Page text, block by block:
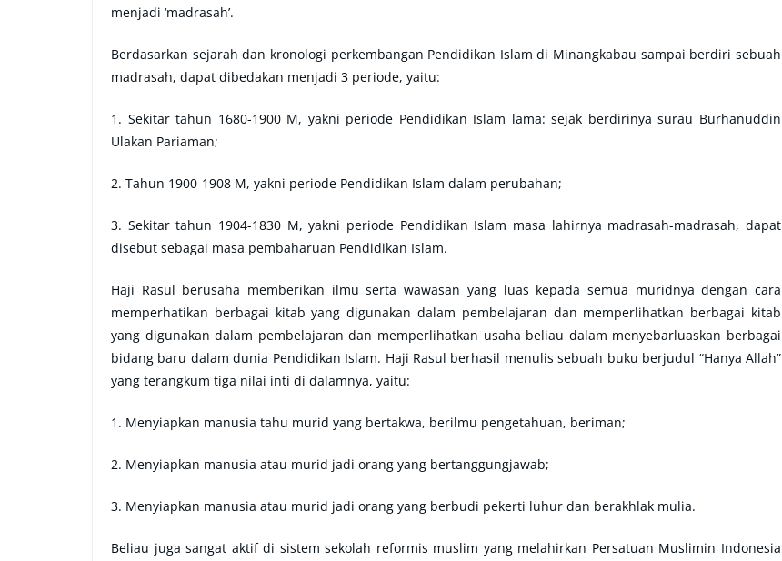
menjadi ‘madrasah’.
Berdasarkan sejarah dan kronologi perkembangan Pendidikan Islam di Minangkabau sampai berdiri sebuah
madrasah, dapat dibedakan menjadi 3 periode, yaitu:
1. Sekitar tahun 1680-1900 M, yakni periode Pendidikan Islam lama: sejak berdirinya surau Burhanuddin
Ulakan Pariaman;
2. Tahun 1900-1908 M, yakni periode Pendidikan Islam dalam perubahan;
3. Sekitar tahun 1904-1830 M, yakni periode Pendidikan Islam masa lahirnya madrasah-madrasah, dapat
disebut sebagai masa pembaharuan Pendidikan Islam.
Haji Rasul berusaha memberikan ilmu serta wawasan yang luas kepada semua muridnya dengan cara
memperhatikan berbagai kitab yang digunakan dalam pembelajaran dan memperlihatkan berbagai kitab
yang digunakan dalam pembelajaran dan memperlihatkan usaha beliau dalam menyebarluaskan berbagai
bidang baru dalam dunia Pendidikan Islam. Haji Rasul berhasil menulis sebuah buku berjudul “Hanya Allah”
yang terangkum tiga nilai inti di dalamnya, yaitu:
1. Menyiapkan manusia tahu murid yang bertakwa, berilmu pengetahuan, beriman;
2. Menyiapkan manusia atau murid jadi orang yang bertanggungjawab;
3. Menyiapkan manusia atau murid jadi orang yang berbudi pekerti luhur dan berakhlak mulia.
Beliau juga sangat aktif di sistem sekolah reformis muslim yang melahirkan Persatuan Muslimin Indonesia